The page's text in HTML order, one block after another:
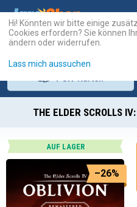
THE ELDER SCROLLS
AUF LAGER
–26%
Hi! Könnten wir bitte einige
Cookies erfordern? Sie können
ändern oder widerrufen.
Lass mich aussuchen